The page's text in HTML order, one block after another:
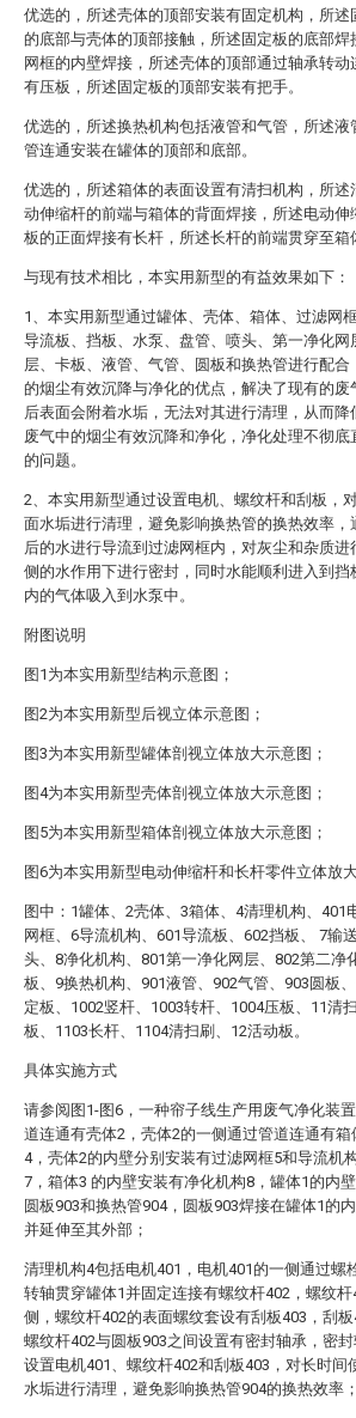
优选的，所述壳体的顶部安装有固定机构，所
的底部与壳体的顶部接触，所述固定板的底部
网框的内壁焊接，所述壳体的顶部通过轴承转
有压板，所述固定板的顶部安装有把手。
优选的，所述换热机构包括液管和气管，所述
管连通安装在罐体的顶部和底部。
优选的，所述箱体的表面设置有清扫机构，所
动伸缩杆的前端与箱体的背面焊接，所述电动
板的正面焊接有长杆，所述长杆的前端贯穿至箱
与现有技术相比，本实用新型的有益效果如下：
1、本实用新型通过罐体、壳体、箱体、过滤网
导流板、挡板、水泵、盘管、喷头、第一净化
层、卡板、液管、气管、圆板和换热管进行配
的烟尘有效沉降与净化的优点，解决了现有的
后表面会附着水垢，无法对其进行清理，从而
废气中的烟尘有效沉降和净化，净化处理不彻
的问题。
2、本实用新型通过设置电机、螺纹杆和刮板，
面水垢进行清理，避免影响换热管的换热效率
后的水进行导流到过滤网框内，对灰尘和杂质
侧的水作用下进行密封，同时水能顺利进入到
内的气体吸入到水泵中。
附图说明
图1为本实用新型结构示意图；
图2为本实用新型后视立体示意图；
图3为本实用新型罐体剖视立体放大示意图；
图4为本实用新型壳体剖视立体放大示意图；
图5为本实用新型箱体剖视立体放大示意图；
图6为本实用新型电动伸缩杆和长杆零件立体放大
图中：1罐体、2壳体、3箱体、4清理机构、401
网框、6导流机构、601导流板、602挡板、 7输
头、8净化机构、801第一净化网层、802第二净
板、9换热机构、901液管、902气管、903圆板
定板、1002竖杆、1003转杆、1004压板、11清
板、1103长杆、1104清扫刷、12活动板。
具体实施方式
请参阅图1-图6，一种帘子线生产用废气净化装
道连通有壳体2，壳体2的一侧通过管道连通有
4，壳体2的内壁分别安装有过滤网框5和导流机
7，箱体3 的内壁安装有净化机构8，罐体1的内
圆板903和换热管904，圆板903焊接在罐体1的
并延伸至其外部；
清理机构4包括电机401，电机401的一侧通过螺
转轴贯穿罐体1并固定连接有螺纹杆402，螺纹
侧，螺纹杆402的表面螺纹套设有刮板403，刮
螺纹杆402与圆板903之间设置有密封轴承，密
设置电机401、螺纹杆402和刮板403，对长时间
水垢进行清理，避免影响换热管904的换热效率；